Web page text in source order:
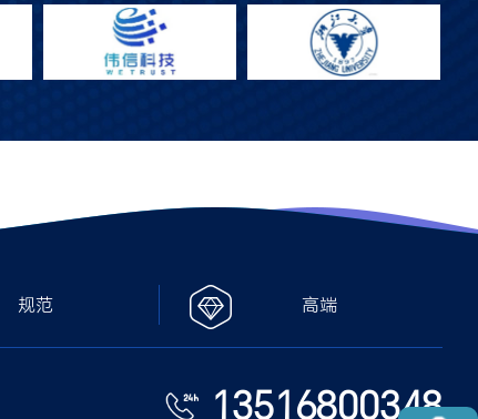
规范 高端
13516800348